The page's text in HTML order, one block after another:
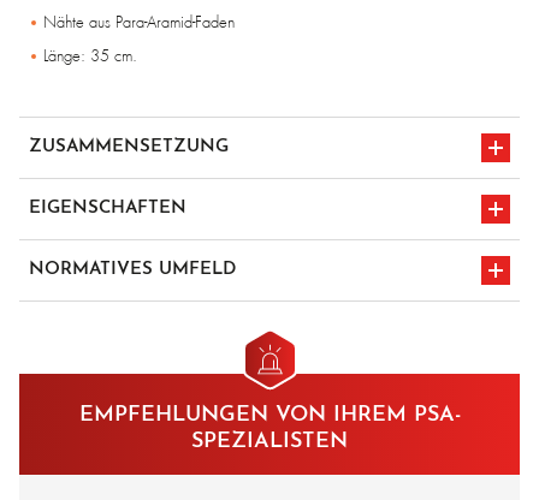
Nähte aus Para-Aramid-Faden
Länge: 35 cm.
ZUSAMMENSETZUNG
Oberseite und Stulpen aluminisiert
EIGENSCHAFTEN
Schutz 400°c
NORMATIVES UMFELD
en 407 424x4x
EMPFEHLUNGEN VON IHREM PSA-
SPEZIALISTEN